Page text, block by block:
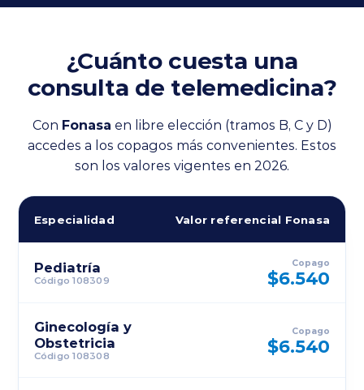
¿Cuánto cuesta una
consulta de telemedicina?
Con Fonasa en libre elección (tramos B, C y D)
accedes a los copagos más convenientes. Estos
son los valores vigentes en 2026.
Especialidad Valor referencial Fonasa
Pediatría
Código 108309
Copago
$6.540
Ginecología y
Obstetricia
Código 108308
Copago
$6.540